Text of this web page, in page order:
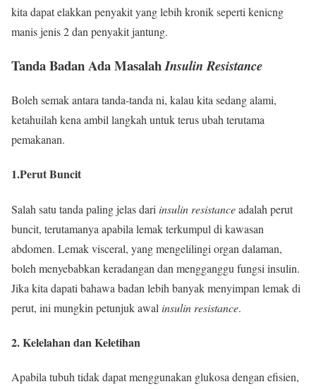
kita dapat elakkan penyakit yang lebih kronik seperti kenicng
manis jenis 2 dan penyakit jantung.
Tanda Badan Ada MasalahInsulin Resistance
Boleh semak antara tanda-tanda ni, kalau kita sedang alami,
ketahuilah kena ambil langkah untuk terus ubah terutama
pemakanan.
1.Perut Buncit
Salah satu tanda paling jelas dari insulin resistanceadalah perut
buncit, terutamanya apabila lemak terkumpul di kawasan
abdomen. Lemak visceral, yang mengelilingi organ dalaman,
boleh menyebabkan keradangan dan mengganggu fungsi insulin.
Jika kita dapati bahawa badan lebih banyak menyimpan lemak di
perut, ini mungkin petunjuk awal insulin resistance.
2. Kelelahan dan Keletihan
Apabila tubuh tidak dapat menggunakan glukosa dengan efisien,